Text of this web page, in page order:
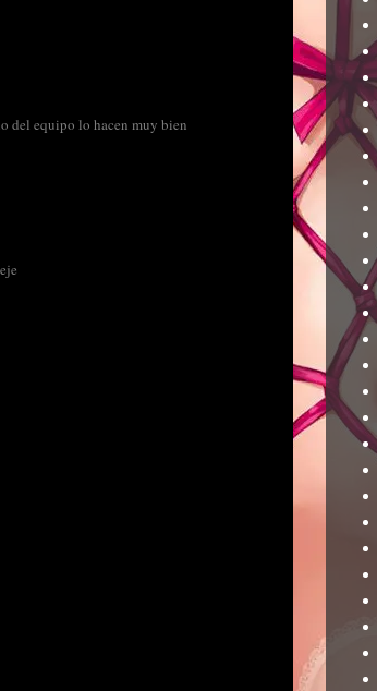
del equipo lo hacen muy bien